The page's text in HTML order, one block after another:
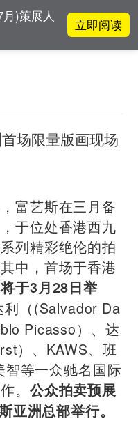
)策展人
立即阅读
场限量版画现场
富艺斯在三月备
于位处香港西九
列精彩绝伦的拍
中，首场于香港
于3月28日举
利（(Salvador Da
Picasso）、达
）、KAWS、班
等一众驰名国际
。 公众拍卖预展
亚洲总部举行。